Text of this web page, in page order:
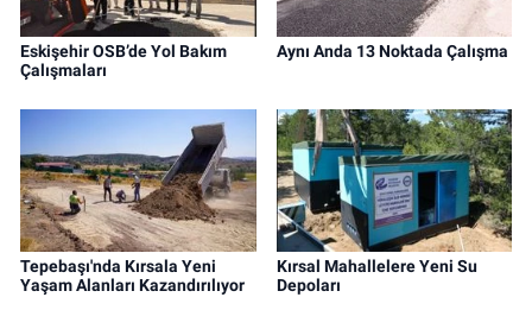
Eskişehir OSB’de Yol Bakım
Çalışmaları
Aynı Anda 13 Noktada Çalışma
Tepebaşı'nda Kırsala Yeni
Yaşam Alanları Kazandırılıyor
Kırsal Mahallelere Yeni Su
Depoları